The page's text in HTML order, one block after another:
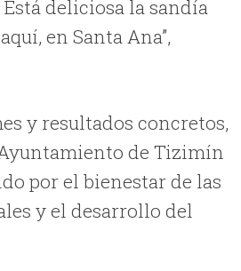
deliciosa la sandía
en Santa Ana”,
y resultados concretos,
de Tizimín
por el bienestar de las
y el desarrollo del